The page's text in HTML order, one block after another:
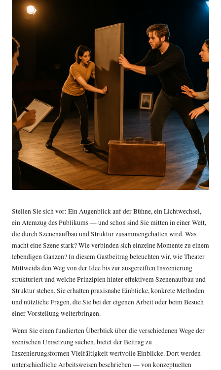
Stellen Sie sich vor: Ein Augenblick auf der Bühne, ein Lichtwechsel,
ein Atemzug des Publikums — und schon sind Sie mitten in einer Welt,
die durch Szenenaufbau und Struktur zusammengehalten wird. Was
macht eine Szene stark? Wie verbinden sich einzelne Momente zu einem
lebendigen Ganzen? In diesem Gastbeitrag beleuchten wir, wie Theater
Mittweida den Weg von der Idee bis zur ausgereiften Inszenierung
strukturiert und welche Prinzipien hinter effektivem Szenenaufbau und
Struktur stehen. Sie erhalten praxisnahe Einblicke, konkrete Methoden
und nützliche Fragen, die Sie bei der eigenen Arbeit oder beim Besuch
einer Vorstellung weiterbringen.
Wenn Sie einen fundierten Überblick über die verschiedenen Wege der
szenischen Umsetzung suchen, bietet der Beitrag zu
Inszenierungsformen Vielfältigkeitwertvolle Einblicke. Dort werden
unterschiedliche Arbeitsweisen beschrieben — von konzeptuellen